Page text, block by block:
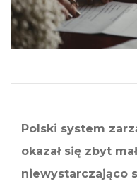
Polski system
okazał się zbyt
niewystarczająco